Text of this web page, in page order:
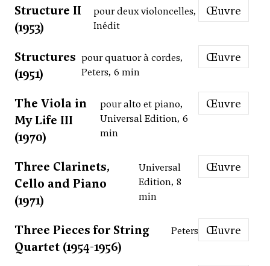
Structure II
(1953)
pour deux violoncelles,
Inédit
Œuvre
Structures
(1951)
pour quatuor à cordes,
Peters, 6 min
Œuvre
The Viola in
My Life III
(1970)
pour alto et piano,
Universal Edition, 6
min
Œuvre
Three Clarinets,
Cello and Piano
(1971)
Universal
Edition, 8
min
Œuvre
Three Pieces for String
Quartet (1954-1956)
Peters Œuvre